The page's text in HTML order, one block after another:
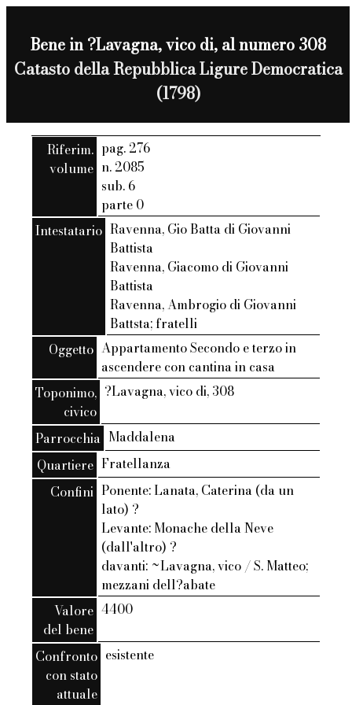
Bene in ?Lavagna, vico di, al numero 308
Catasto della Repubblica Ligure Democratica
(1798)
Riferim.
volume
pag. 276
n. 2085
sub. 6
parte 0
Intestatario Ravenna, Gio Batta di Giovanni
Battista
Ravenna, Giacomo di Giovanni
Battista
Ravenna, Ambrogio di Giovanni
Battsta; fratelli
Oggetto Appartamento Secondo e terzo in
ascendere con cantina in casa
Toponimo,
civico
?Lavagna, vico di, 308
Parrocchia Maddalena
Quartiere Fratellanza
Confini Ponente: Lanata, Caterina (da un
lato) ?
Levante: Monache della Neve
(dall'altro) ?
davanti: ~Lavagna, vico / S. Matteo;
mezzani dell?abate
Valore
del bene
4400
Confronto
con stato
attuale
esistente